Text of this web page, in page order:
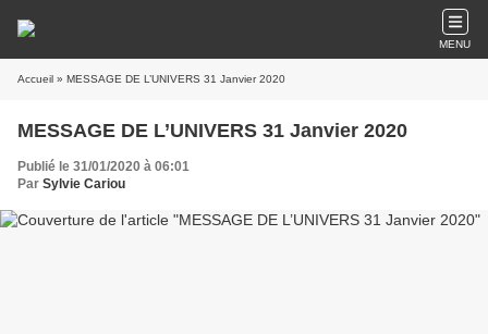
MENU
Accueil » MESSAGE DE L’UNIVERS 31 Janvier 2020
MESSAGE DE L’UNIVERS 31 Janvier 2020
Publié le 31/01/2020 à 06:01
Par Sylvie Cariou